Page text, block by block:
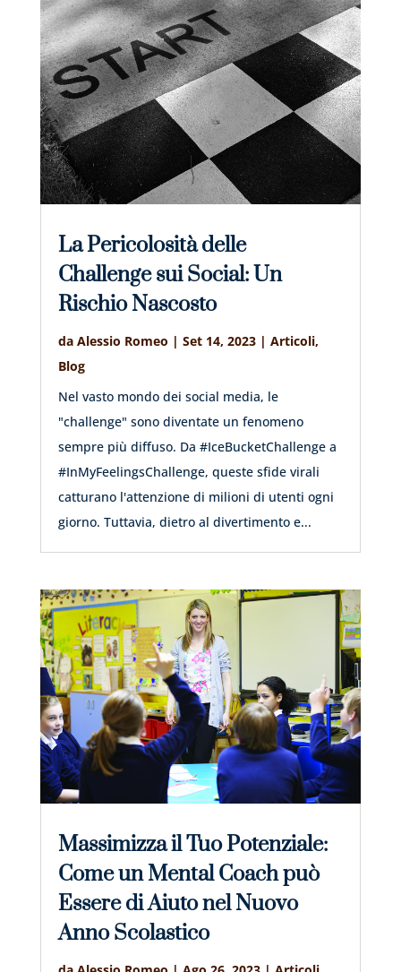
La Pericolosità delle
Challenge sui Social: Un
Rischio Nascosto
da Alessio Romeo | Set 14, 2023| Articoli,
Blog
Nel vasto mondo dei social media, le
"challenge" sono diventate un fenomeno
sempre più diffuso. Da #IceBucketChallenge a
#InMyFeelingsChallenge, queste sfide virali
catturano l'attenzione di milioni di utenti ogni
giorno. Tuttavia, dietro al divertimento e...
Massimizza il Tuo Potenziale:
Come un Mental Coach può
Essere di Aiuto nel Nuovo
Anno Scolastico